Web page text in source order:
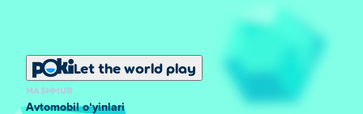
Let the world play
MASHHUR
Avtomobil oʻyinlari